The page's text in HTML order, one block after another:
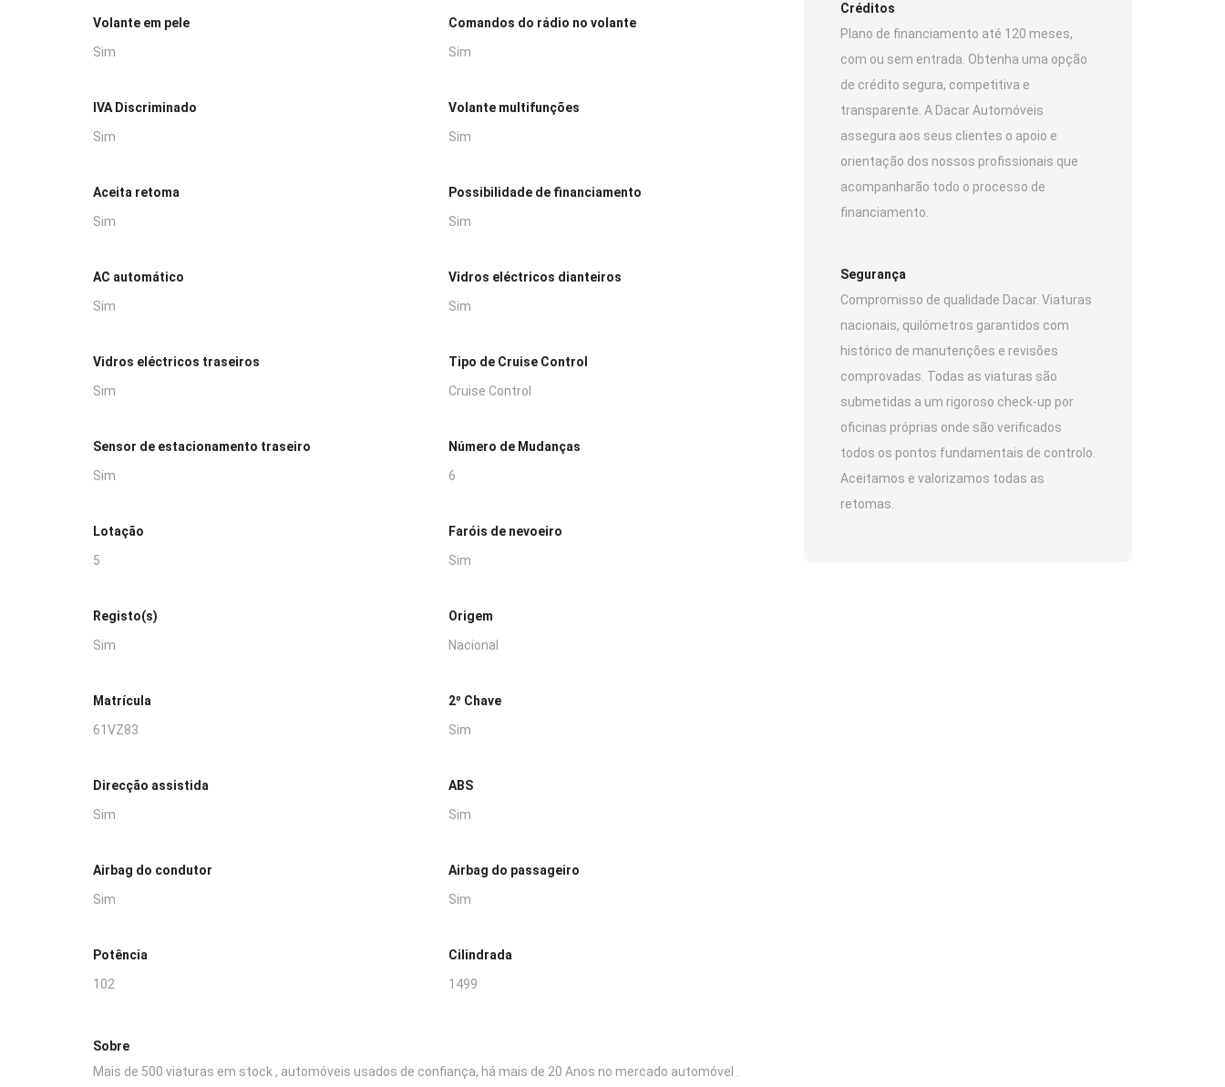
Volante em pele
Sim
Comandos do rádio no volante
Sim
IVA Discriminado
Sim
Volante multifunções
Sim
Aceita retoma
Sim
Possibilidade de financiamento
Sim
AC automático
Sim
Vidros eléctricos dianteiros
Sim
Vidros eléctricos traseiros
Sim
Tipo de Cruise Control
Cruise Control
Sensor de estacionamento traseiro
Sim
Número de Mudanças
6
Lotação
5
Faróis de nevoeiro
Sim
Registo(s)
Sim
Origem
Nacional
Matrícula
61VZ83
2º Chave
Sim
Direcção assistida
Sim
ABS
Sim
Airbag do condutor
Sim
Airbag do passageiro
Sim
Potência
102
Cilindrada
1499
Sobre
Mais de 500 viaturas em stock , automóveis usados de confiança, há mais de 20 Anos no mercado automóvel .
Créditos
Plano de financiamento até 120 meses,
com ou sem entrada. Obtenha uma opção
de crédito segura, competitiva e
transparente. A Dacar Automóveis
assegura aos seus clientes o apoio e
orientação dos nossos profissionais que
acompanharão todo o processo de
financiamento.
Segurança
Compromisso de qualidade Dacar. Viaturas
nacionais, quilómetros garantidos com
histórico de manutenções e revisões
comprovadas. Todas as viaturas são
submetidas a um rigoroso check-up por
oficinas próprias onde são verificados
todos os pontos fundamentais de controlo.
Aceitamos e valorizamos todas as
retomas.